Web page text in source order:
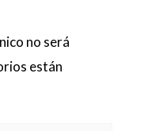
no será
están